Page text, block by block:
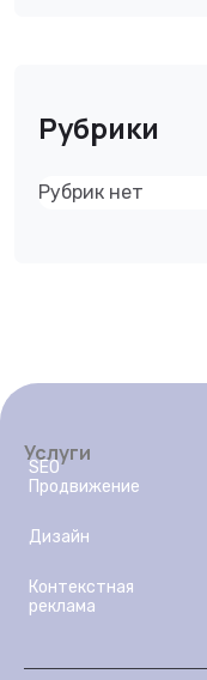
Рубрики
Рубрик нет
Услуги
SEO
Продвижение
Дизайн
Контекстная
реклама